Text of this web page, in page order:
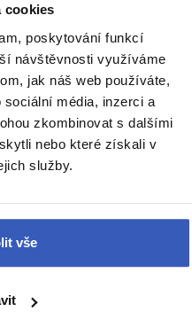
cookies
poskytování funkcí
návštěvnosti využíváme
jak náš web používáte,
média, inzerci a
zkombinovat s dalšími
nebo které získali v
služby.
vše
cestování neexistují!"
Šmehlík